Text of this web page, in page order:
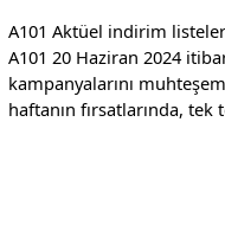
A101 Aktüel indirim
A101 20 Haziran 2024
kampanyalarını
haftanın fırsatlarında, tek